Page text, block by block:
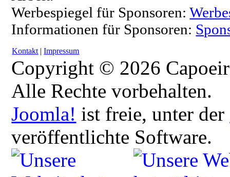
Werbespiegel für Sponsoren:
Informationen für Sponsoren:
Kontakt |Impressum
Copyright © 2026
Alle Rechte vorbehalten.
Joomla! ist freie, unter der
veröffentlichte Software.